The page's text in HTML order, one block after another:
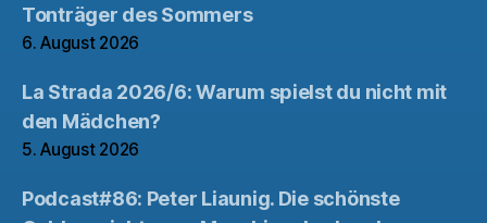
Tonträger des Sommers
6. August 2026
La Strada 2026/6: Warum spielst du nicht mit
den Mädchen?
5. August 2026
Podcast#86: Peter Liaunig. Die schönste